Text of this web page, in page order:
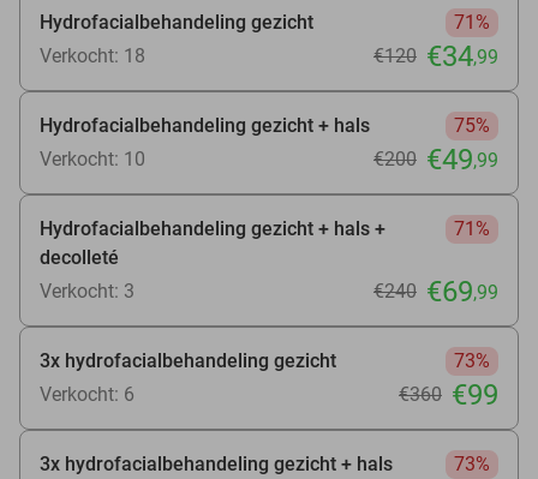
Hydrofacialbehandeling gezicht
71%
Verkocht: 18
€120 €34,99
Hydrofacialbehandeling gezicht + hals
75%
Verkocht: 10
€200 €49,99
Hydrofacialbehandeling gezicht + hals +
decolleté
71%
Verkocht: 3 €240 €69,99
3x hydrofacialbehandeling gezicht
73%
Verkocht: 6
€360 €99
3x hydrofacialbehandeling gezicht + hals
73%